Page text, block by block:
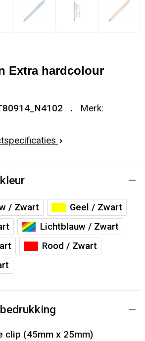
Extra hardcolour
Merk:
/ Zwart
Geel / Zwart
Lichtblauw / Zwart
Rood / Zwart
clip (45mm x 25mm)